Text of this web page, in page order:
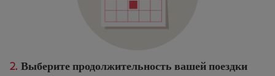
2. Выберите продолжительность вашей поездки